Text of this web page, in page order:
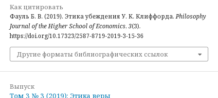
Как цитировать
Фауль Б. В. (2019). Этика убеждения У. К. Клиффорда.Philosophy
Journal of the Higher School of Economics, 3(3).
https://doi.org/10.17323/2587-8719-2019-3-15-36
Другие форматы библиографических ссылок
Выпуск
Том 3 № 3 (2019): Этика веры